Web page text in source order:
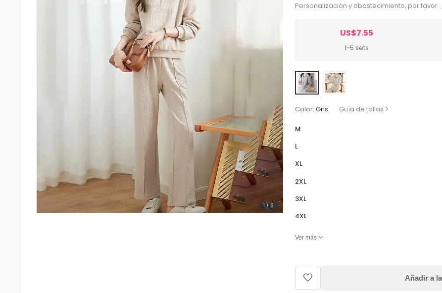
1 / 6
Personalización y abastecimiento, por favor
US$7.55
1-5 sets
Color: Gris Guía de tallas
M
L
XL
2XL
3XL
4XL
Ver más
Añadir a